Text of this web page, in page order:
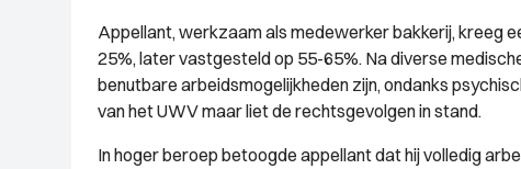
Appellant, werkzaam als medewerker bakkerij, kreeg
25%, later vastgesteld op 55-65%. Na diverse
benutbare arbeidsmogelijkheden zijn, ondanks
van het UWV maar liet de rechtsgevolgen in stand.
In hoger beroep betoogde appellant dat hij volledig